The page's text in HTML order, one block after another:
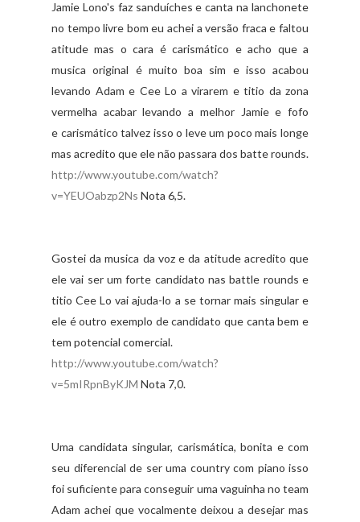
Jamie Lono's faz sanduíches e canta na lanchonete
no tempo livre bom eu achei a versão fraca e faltou
atitude mas o cara é carismático e acho que a
musica original é muito boa sim e isso acabou
levando Adam e Cee Lo a virarem e titio da zona
vermelha acabar levando a melhor Jamie e fofo
e carismático talvez isso o leve um poco mais longe
mas acredito que ele não passara dos batte rounds.
http://www.youtube.com/watch?
v=YEUOabzp2Ns Nota 6,5.
Gostei da musica da voz e da atitude acredito que
ele vai ser um forte candidato nas battle rounds e
titio Cee Lo vai ajuda-lo a se tornar mais singular e
ele é outro exemplo de candidato que canta bem e
tem potencial comercial.
http://www.youtube.com/watch?
v=5mIRpnByKJM Nota 7,0.
Uma candidata singular, carismática, bonita e com
seu diferencial de ser uma country com piano isso
foi suficiente para conseguir uma vaguinha no team
Adam achei que vocalmente deixou a desejar mas